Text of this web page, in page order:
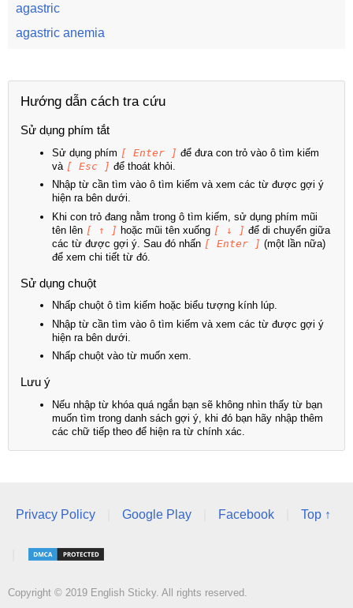
agastric
agastric anemia
Hướng dẫn cách tra cứu
Sử dụng phím tắt
Sử dụng phím [ Enter ] để đưa con trỏ vào ô tìm kiếm
và [ Esc ] để thoát khỏi.
Nhập từ cần tìm vào ô tìm kiếm và xem các từ được gợi ý
hiện ra bên dưới.
Khi con trỏ đang nằm trong ô tìm kiếm, sử dụng phím mũi
tên lên [ ↑ ] hoặc mũi tên xuống [ ↓ ] để di chuyển giữa
các từ được gợi ý. Sau đó nhấn [ Enter ] (một lần nữa)
để xem chi tiết từ đó.
Sử dụng chuột
Nhấp chuột ô tìm kiếm hoặc biểu tượng kính lúp.
Nhập từ cần tìm vào ô tìm kiếm và xem các từ được gợi ý
hiện ra bên dưới.
Nhấp chuột vào từ muốn xem.
Lưu ý
Nếu nhập từ khóa quá ngắn bạn sẽ không nhìn thấy từ bạn
muốn tìm trong danh sách gợi ý, khi đó bạn hãy nhập thêm
các chữ tiếp theo để hiện ra từ chính xác.
Privacy Policy Google Play Facebook Top ↑
Copyright © 2019 English Sticky. All rights reserved.